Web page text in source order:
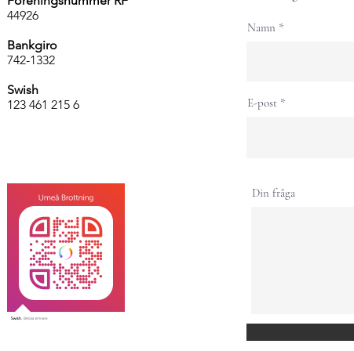
44926
Bankgiro
742-1332
Swish
123 461 215 6
Namn
E-post
Din fråga